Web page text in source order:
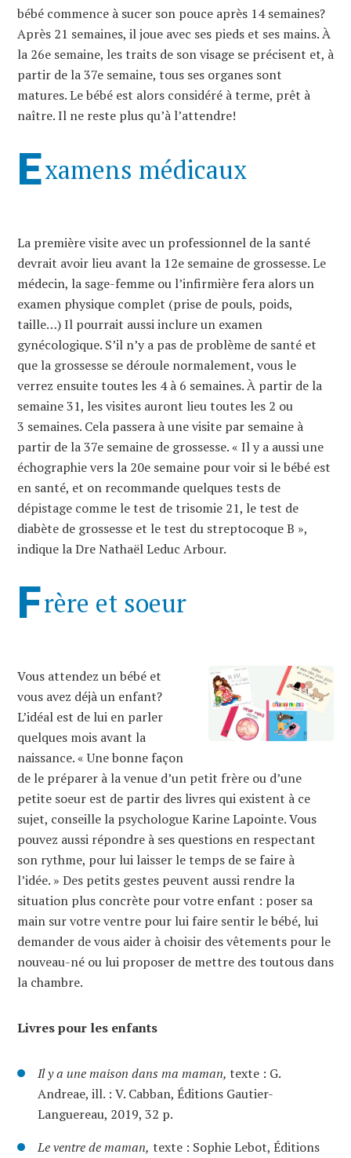
bébé commence à sucer son pouce après 14 semaines?
Après 21 semaines, il joue avec ses pieds et ses mains. À
la 26e semaine, les traits de son visage se précisent et, à
partir de la 37e semaine, tous ses organes sont
matures. Le bébé est alors considéré à terme, prêt à
naître. Il ne reste plus qu’à l’attendre!
Examens médicaux
La première visite avec un professionnel de la santé
devrait avoir lieu avant la 12e semaine de grossesse. Le
médecin, la sage-femme ou l’infirmière fera alors un
examen physique complet (prise de pouls, poids,
taille…) Il pourrait aussi inclure un examen
gynécologique. S’il n’y a pas de problème de santé et
que la grossesse se déroule normalement, vous le
verrez ensuite toutes les 4 à 6 semaines. À partir de la
semaine 31, les visites auront lieu toutes les 2 ou
3 semaines. Cela passera à une visite par semaine à
partir de la 37e semaine de grossesse. « Il y a aussi une
échographie vers la 20e semaine pour voir si le bébé est
en santé, et on recommande quelques tests de
dépistage comme le test de trisomie 21, le test de
diabète de grossesse et le test du streptocoque B »,
indique la Dre Nathaël Leduc Arbour.
Frère et soeur
Vous attendez un bébé et
vous avez déjà un enfant?
L’idéal est de lui en parler
quelques mois avant la
naissance. « Une bonne façon
de le préparer à la venue d’un petit frère ou d’une
petite soeur est de partir des livres qui existent à ce
sujet, conseille la psychologue Karine Lapointe. Vous
pouvez aussi répondre à ses questions en respectant
son rythme, pour lui laisser le temps de se faire à
l’idée. » Des petits gestes peuvent aussi rendre la
situation plus concrète pour votre enfant : poser sa
main sur votre ventre pour lui faire sentir le bébé, lui
demander de vous aider à choisir des vêtements pour le
nouveau-né ou lui proposer de mettre des toutous dans
la chambre.
Livres pour les enfants
Il y a une maison dans ma maman, texte : G.
Andreae, ill. : V. Cabban, Éditions Gautier-
Languereau, 2019, 32 p.
Le ventre de maman, texte : Sophie Lebot, Éditions